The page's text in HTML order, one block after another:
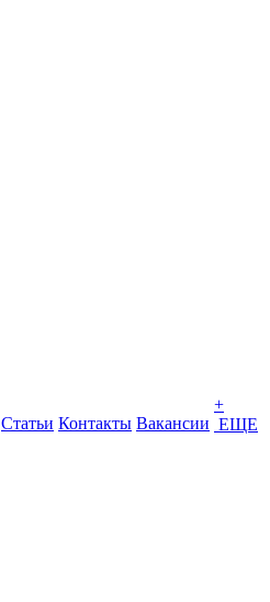
Статьи Контакты Вакансии
+
ЕЩЕ